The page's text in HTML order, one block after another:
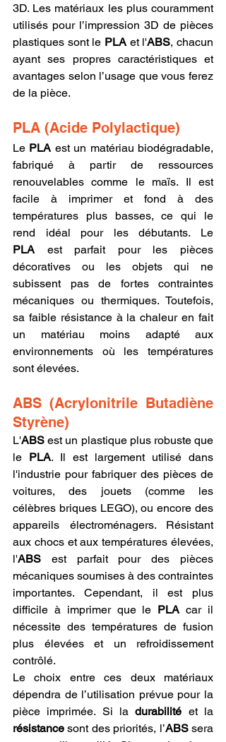
3D. Les matériaux les plus couramment
utilisés pour l’impression 3D de pièces
plastiques sont le PLA et l'ABS, chacun
ayant ses propres caractéristiques et
avantages selon l’usage que vous ferez
de la pièce.
PLA (Acide Polylactique)
Le PLA est un matériau biodégradable,
fabriqué à partir de ressources
renouvelables comme le maïs. Il est
facile à imprimer et fond à des
températures plus basses, ce qui le
PLA est parfait pour les pièces
décoratives ou les objets qui ne
subissent pas de fortes contraintes
mécaniques ou thermiques. Toutefois,
sa faible résistance à la chaleur en fait
un matériau moins adapté aux
environnements où les températures
sont élevées.
ABS (Acrylonitrile Butadiène
Styrène)
L'ABS est un plastique plus robuste que
le PLA. Il est largement utilisé dans
l'industrie pour fabriquer des pièces de
voitures, des jouets (comme les
célèbres briques LEGO), ou encore des
appareils électroménagers. Résistant
aux chocs et aux températures élevées,
l'ABS est parfait pour des pièces
mécaniques soumises à des contraintes
importantes. Cependant, il est plus
difficile à imprimer que le PLA car il
nécessite des températures de fusion
plus élevées et un refroidissement
contrôlé.
Le choix entre ces deux matériaux
dépendra de l’utilisation prévue pour la
pièce imprimée. Si la durabilité
résistance sont des priorités, l’ABS sera